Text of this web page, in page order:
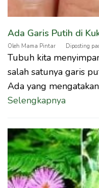
Ada Garis Putih di
Oleh Mama Pintar Diposting
Tubuh kita
salah satunya garis
Ada yang
Selengkapnya